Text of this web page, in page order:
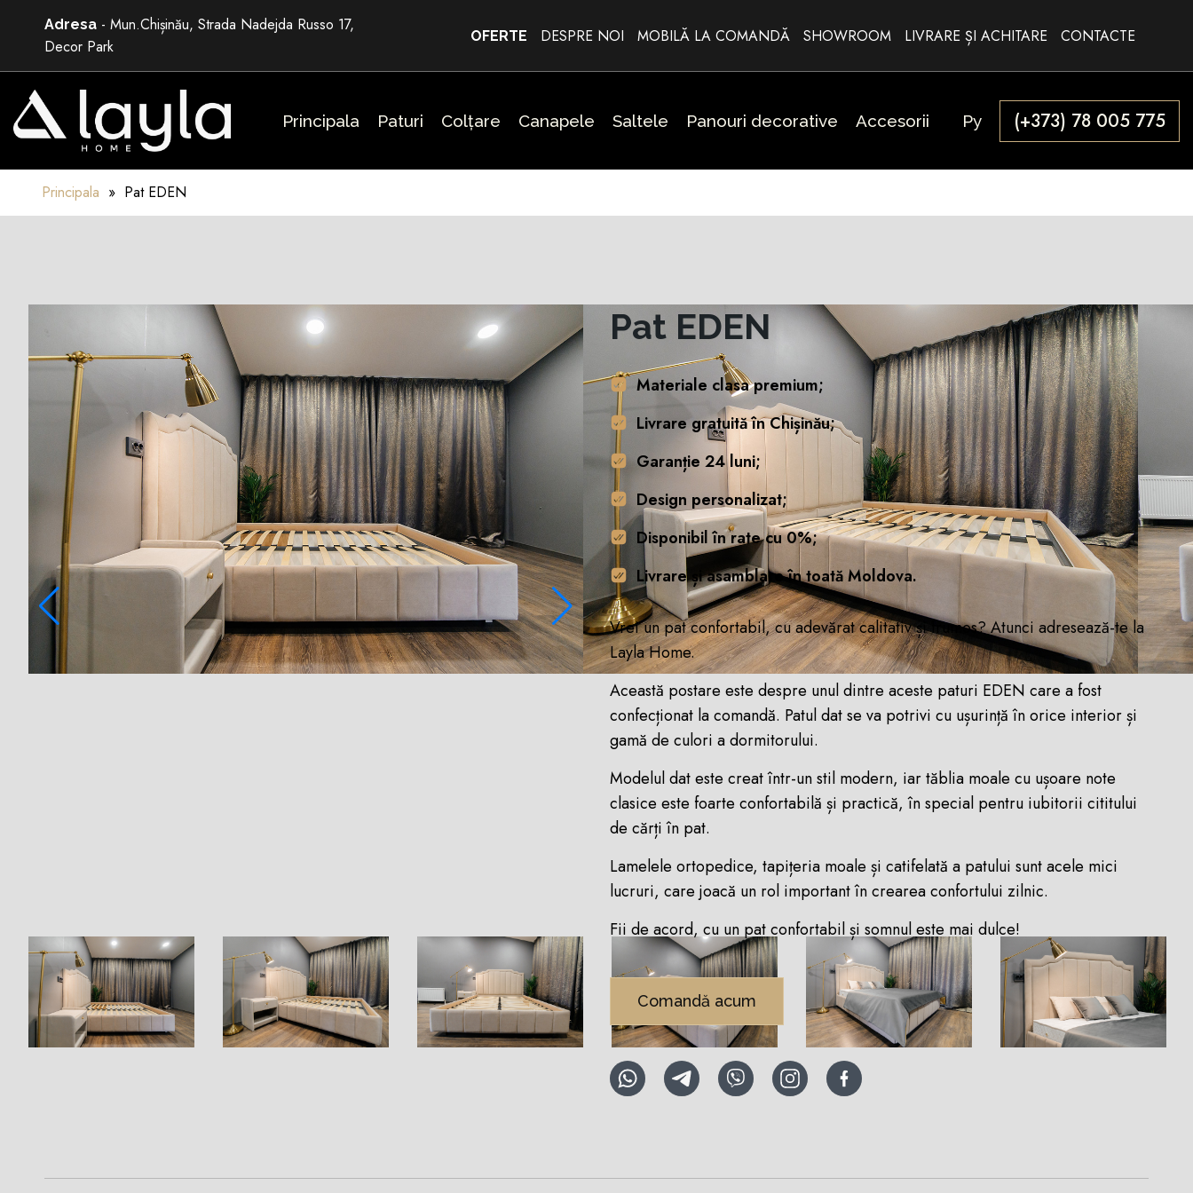
content
Adresa - Mun.Chișinău, Strada Nadejda Russo 17,
Decor Park
OFERTE DESPRE NOI MOBILĂ LA COMANDĂ SHOWROOM LIVRARE ȘI ACHITARE CONTACTE
Principala Paturi Colțare Canapele Saltele Panouri decorative Accesorii Ру (+373) 78 005 775
Principala » Pat EDEN
Pat EDEN
Materiale clasa premium;
Livrare gratuită în Chișinău;
Garanție 24 luni;
Design personalizat;
Disponibil în rate cu 0%;
Livrare și asamblare în toată Moldova.
Vrei un pat confortabil, cu adevărat calitativ și frumos? Atunci adresează-te la
Layla Home.
Această postare este despre unul dintre aceste paturi EDEN care a fost
confecționat la comandă. Patul dat se va potrivi cu ușurință în orice interior și
gamă de culori a dormitorului.
Modelul dat este creat într-un stil modern, iar tăblia moale cu ușoare note
clasice este foarte confortabilă și practică, în special pentru iubitorii cititului
de cărți în pat.
Lamelele ortopedice, tapițeria moale și catifelată a patului sunt acele mici
lucruri, care joacă un rol important în crearea confortului zilnic.
Fii de acord, cu un pat confortabil și somnul este mai dulce!
Comandă acum